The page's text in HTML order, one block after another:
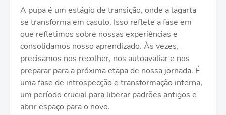
A pupa é um estágio de transição, onde a lagarta
se transforma em casulo. Isso reflete a fase em
que refletimos sobre nossas experiências e
consolidamos nosso aprendizado. Às vezes,
precisamos nos recolher, nos autoavaliar e nos
preparar para a próxima etapa de nossa jornada. É
uma fase de introspecção e transformação interna,
um período crucial para liberar padrões antigos e
abrir espaço para o novo.